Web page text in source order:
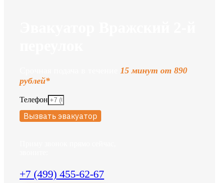
15 минут от 890
рублей*
Телефон
Вызвать эвакуатор
+7 (499) 455-62-67